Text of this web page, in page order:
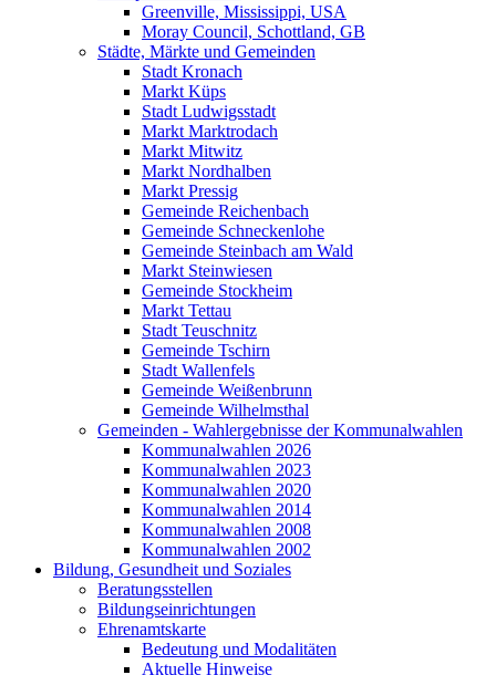
Greenville, Mississippi, USA
Moray Council, Schottland, GB
Städte, Märkte und Gemeinden
Stadt Kronach
Markt Küps
Stadt Ludwigsstadt
Markt Marktrodach
Markt Mitwitz
Markt Nordhalben
Markt Pressig
Gemeinde Reichenbach
Gemeinde Schneckenlohe
Gemeinde Steinbach am Wald
Markt Steinwiesen
Gemeinde Stockheim
Markt Tettau
Stadt Teuschnitz
Gemeinde Tschirn
Stadt Wallenfels
Gemeinde Weißenbrunn
Gemeinde Wilhelmsthal
Gemeinden - Wahlergebnisse der Kommunalwahlen
Kommunalwahlen 2026
Kommunalwahlen 2023
Kommunalwahlen 2020
Kommunalwahlen 2014
Kommunalwahlen 2008
Kommunalwahlen 2002
Bildung, Gesundheit und Soziales
Beratungsstellen
Bildungseinrichtungen
Ehrenamtskarte
Bedeutung und Modalitäten
Aktuelle Hinweise